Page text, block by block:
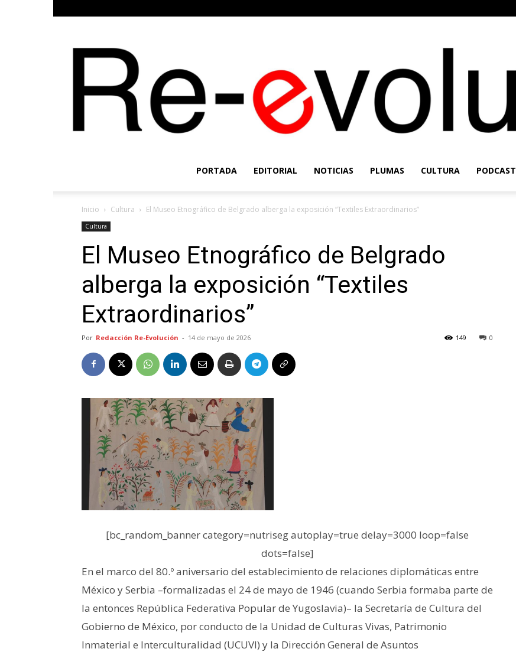
Evolución
PORTADA EDITORIAL NOTICIAS PLUMAS CULTURA PODCAST
Inicio Cultura El Museo Etnográfico de Belgrado alberga la exposición “Textiles Extraordinarios”
Cultura
El Museo Etnográfico de Belgrado
alberga la exposición “Textiles
Extraordinarios”
Por Redacción Re-Evolución - 14 de mayo de 2026 0
149
[bc_random_banner category=nutriseg autoplay=true delay=3000 loop=false
dots=false]
En el marco del 80.º aniversario del establecimiento de relaciones diplomáticas entre
México y Serbia –formalizadas el 24 de mayo de 1946 (cuando Serbia formaba parte de
la entonces República Federativa Popular de Yugoslavia)– la Secretaría de Cultura del
Gobierno de México, por conducto de la Unidad de Culturas Vivas, Patrimonio
Inmaterial e Interculturalidad (UCUVI) y la Dirección General de Asuntos